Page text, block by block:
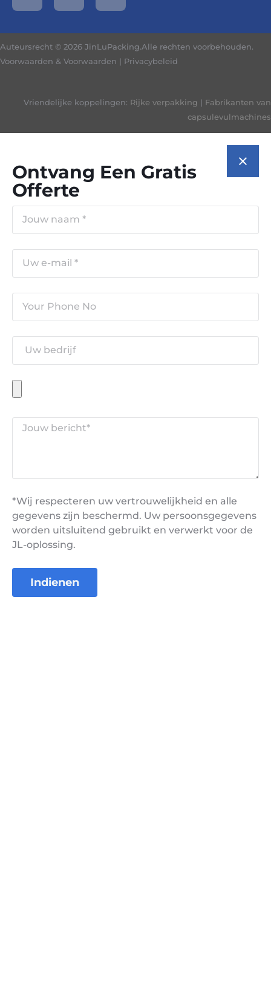
Auteursrecht © 2026 JinLuPacking.Alle rechten voorbehouden.
Voorwaarden & Voorwaarden | Privacybeleid
Vriendelijke koppelingen: Rijke verpakking | Fabrikanten van
capsulevulmachines
Ontvang Een Gratis
Offerte
*Wij respecteren uw vertrouwelijkheid en alle
gegevens zijn beschermd. Uw persoonsgegevens
worden uitsluitend gebruikt en verwerkt voor de
JL-oplossing.
Indienen